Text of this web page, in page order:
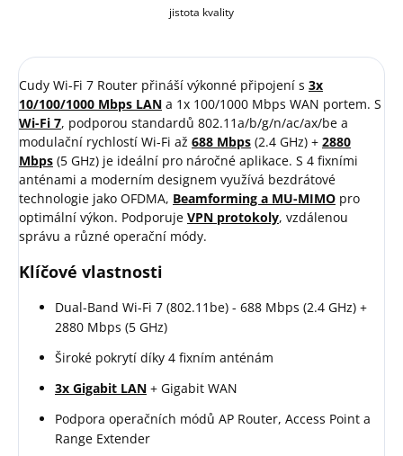
jistota kvality
Cudy Wi-Fi 7 Router přináší výkonné připojení s 3x
10/100/1000 Mbps LAN a 1x 100/1000 Mbps WAN portem. S
Wi-Fi 7, podporou standardů 802.11a/b/g/n/ac/ax/be a
modulační rychlostí Wi-Fi až 688 Mbps (2.4 GHz) + 2880
Mbps (5 GHz) je ideální pro náročné aplikace. S 4 fixními
anténami a moderním designem využívá bezdrátové
technologie jako OFDMA, Beamforming a MU-MIMO pro
optimální výkon. Podporuje VPN protokoly, vzdálenou
správu a různé operační módy.
Klíčové vlastnosti
Dual-Band Wi-Fi 7 (802.11be) - 688 Mbps (2.4 GHz) +
2880 Mbps (5 GHz)
Široké pokrytí díky 4 fixním anténám
3x Gigabit LAN + Gigabit WAN
Podpora operačních módů AP Router, Access Point a
Range Extender